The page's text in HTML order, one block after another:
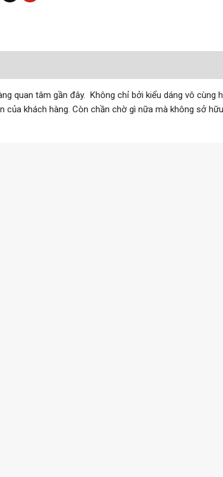
quan tâm gần đây. Không chỉ bởi kiểu dáng vô cùng
khách hàng. Còn chần chờ gì nữa mà không sở